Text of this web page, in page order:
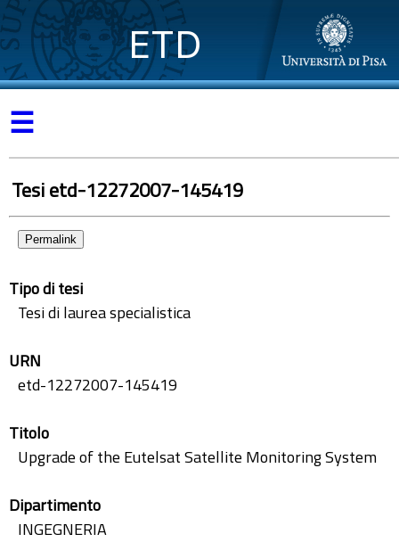
ETD
☰
Tesi etd-12272007-145419
Permalink
Tipo di tesi
Tesi di laurea specialistica
URN
etd-12272007-145419
Titolo
Upgrade of the Eutelsat Satellite Monitoring System
Dipartimento
INGEGNERIA